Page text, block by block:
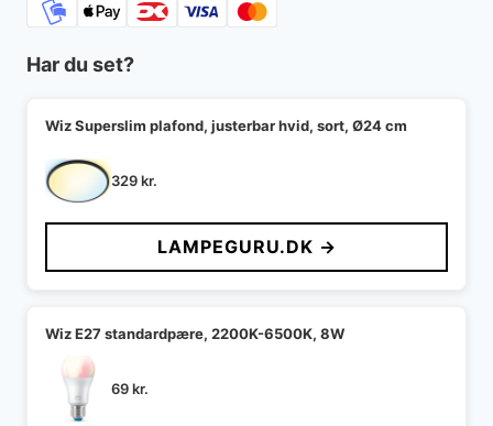
Har du set?
Wiz Superslim plafond, justerbar hvid, sort, Ø24 cm
329kr.
LAMPEGURU.DK →
Wiz E27 standardpære, 2200K-6500K, 8W
69kr.